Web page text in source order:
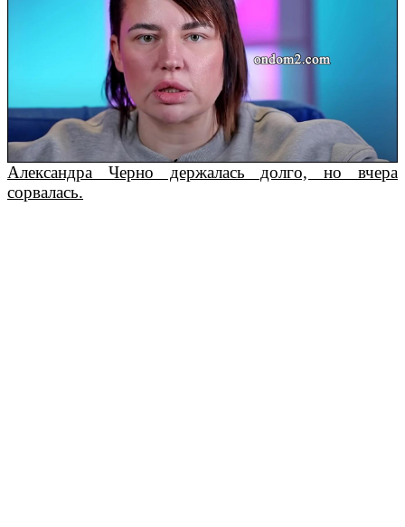
Александра Черно держалась долго, но вчера
сорвалась.